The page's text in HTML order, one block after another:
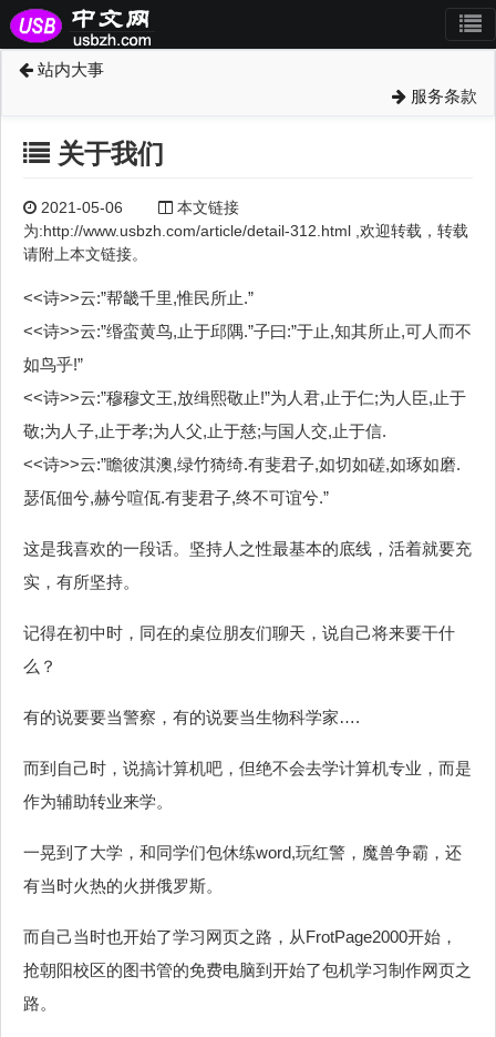
站内大事
服务条款
关于我们
2021-05-06
本文链接
为:http://www.usbzh.com/article/detail-312.html ,欢迎转载，转载
请附上本文链接。
<<诗>>云:”帮畿千里,惟民所止.”
<<诗>>云:”缗蛮黄鸟,止于邱隅.”子曰:”于止,知其所止,可人而不
如鸟乎!”
<<诗>>云:”穆穆文王,放缉熙敬止!”为人君,止于仁;为人臣,止于
敬;为人子,止于孝;为人父,止于慈;与国人交,止于信.
<<诗>>云:”瞻彼淇澳,绿竹猗绮.有斐君子,如切如磋,如琢如磨.
瑟佤佃兮,赫兮喧佤.有斐君子,终不可谊兮.”
这是我喜欢的一段话。坚持人之性最基本的底线，活着就要充
实，有所坚持。
记得在初中时，同在的桌位朋友们聊天，说自己将来要干什
么？
有的说要要当警察，有的说要当生物科学家….
而到自己时，说搞计算机吧，但绝不会去学计算机专业，而是
作为辅助转业来学。
一晃到了大学，和同学们包休练word,玩红警，魔兽争霸，还
有当时火热的火拼俄罗斯。
而自己当时也开始了学习网页之路，从FrotPage2000开始，
抢朝阳校区的图书管的免费电脑到开始了包机学习制作网页之
路。